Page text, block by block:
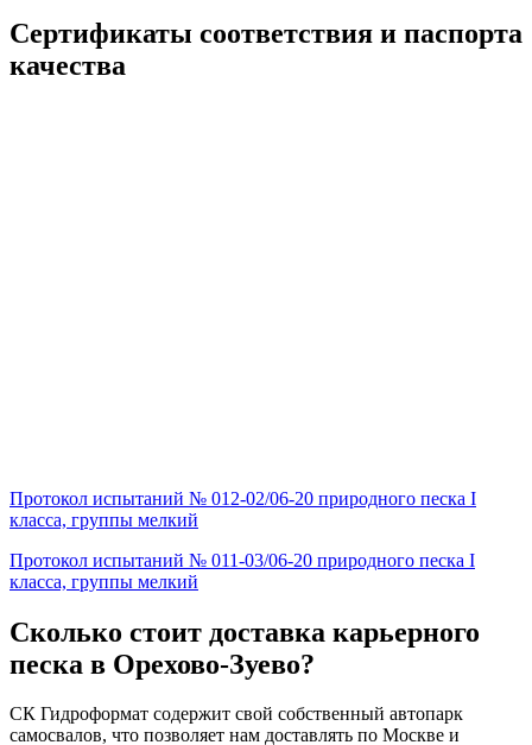
Сертификаты соответствия и паспорта
качества
Протокол испытаний № 012-02/06-20 природного песка I
класса, группы мелкий
Протокол испытаний № 011-03/06-20 природного песка I
класса, группы мелкий
Сколько стоит доставка карьерного
песка в Орехово-Зуево?
СК Гидроформат содержит свой собственный автопарк
самосвалов, что позволяет нам доставлять по Москве и